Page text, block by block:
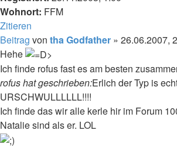
Wohnort: FFM
Zitieren
Beitrag von tha Godfather » 26.06.2007,
Hehe
Ich finde rofus fast es am besten
rofus hat geschrieben:Erlich der Typ is
URSCHWULLLLLL!!!!
Ich finde das wir alle kerle hir im Forum
Natalie sind als er. LOL